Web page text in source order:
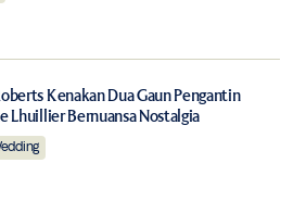
Kenakan Dua Gaun Pengantin
Lhuillier Bernuansa Nostalgia